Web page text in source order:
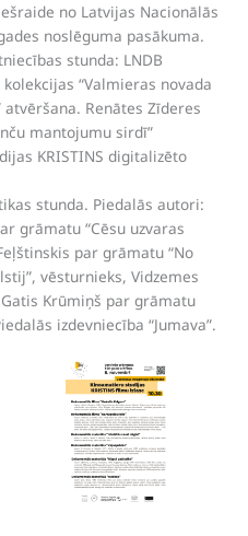
no Latvijas Nacionālās
noslēguma pasākuma.
stunda: LNDB
“Valmieras novada
Renātes Zīderes
mantojumu sirdī”
KRISTINS digitalizēto
stunda. Piedalās autori:
grāmatu “Cēsu uzvaras
par grāmatu “No
vēsturnieks, Vidzemes
Krūmiņš par grāmatu
izdevniecība “Jumava”.